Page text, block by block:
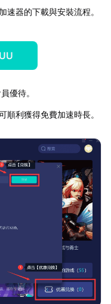
速器的下載與安裝流程。
優待。
順利獲得免費加速時長。